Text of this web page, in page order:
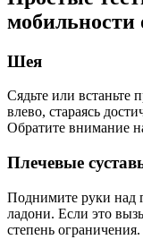
мобильности
Шея
Сядьте или встаньте
влево, стараясь
Обратите внимание
Плечевые
Поднимите руки над
ладони. Если это
степень ограничения.